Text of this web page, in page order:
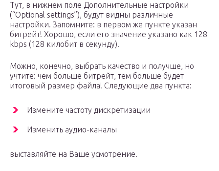
Тут, в нижнем поле Дополнительные настройки
(“Optional settings”), будут видны различные
настройки. Запомните: в первом же пункте указан
битрейт! Хорошо, если его значение указано как 128
kbps (128 килобит в секунду).
Можно, конечно, выбрать качество и получше, но
учтите: чем больше битрейт, тем больше будет
итоговый размер файла! Следующие два пункта:
Измените частоту дискретизации
Изменить аудио-каналы
выставляйте на Ваше усмотрение.